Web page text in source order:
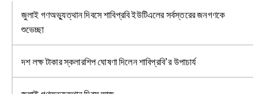
জুলাই গণঅভ্যুত্থান দিবসে শাবিপ্রবি ইউটিএলের সর্বস্তরের জনগণকে
শুভেচ্ছা
দশ লক্ষ টাকার স্কলারশিপ ঘোষণা দিলেন শাবিপ্রবি’র উপাচার্য